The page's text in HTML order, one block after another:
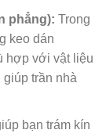
phẳng): Trong
keo dán
hợp với vật liệu
giúp trần nhà
bạn trám kín